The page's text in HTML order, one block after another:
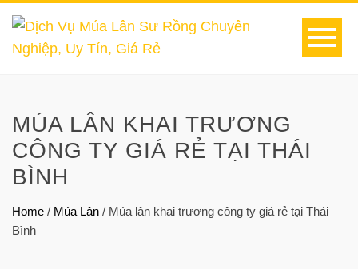
MÚA LÂN KHAI TRƯƠNG
CÔNG TY GIÁ RẺ TẠI THÁI
BÌNH
Home / Múa Lân / Múa lân khai trương công ty giá rẻ tại Thái
Bình